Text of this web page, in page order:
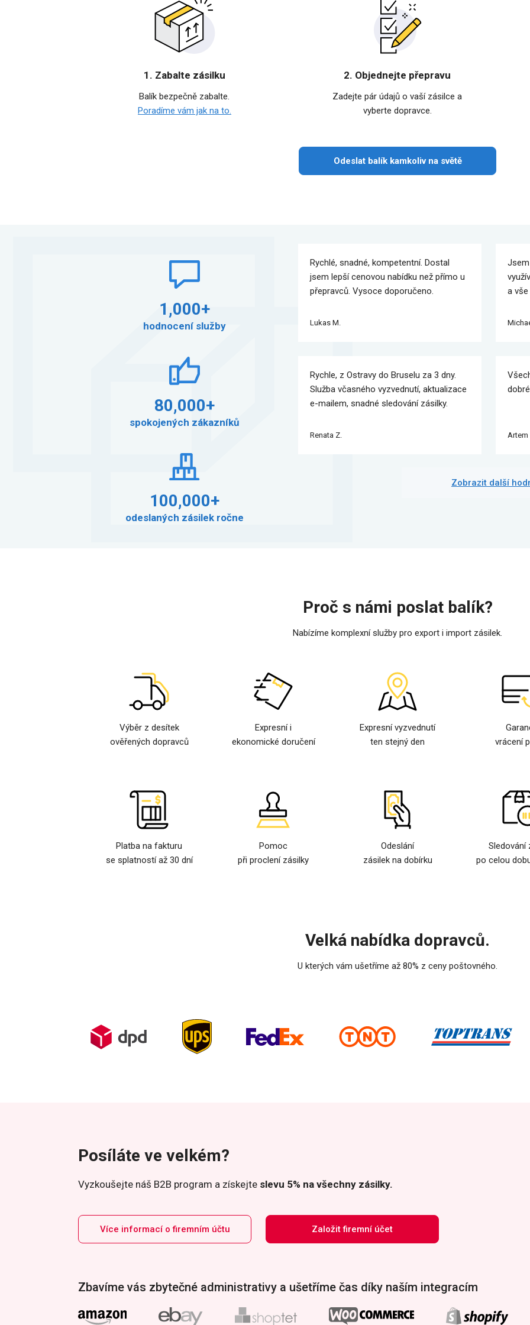
1. Zabalte zásilku
Balík bezpečně zabalte.
Poradíme vám jak na to.
2. Objednejte přepravu
Zadejte pár údajů o vaší zásilce a
vyberte dopravce.
Odeslat balík kamkoliv na světě
1,000+
hodnocení služby
80,000+
spokojených zákazníků
100,000+
odeslaných zásilek ročne
Rychlé, snadné, kompetentní. Dostal
jsem lepší cenovou nabídku než přímo u
přepravců. Vysoce doporučeno.
Lukas M.
a
Rychle, z Ostravy do Bruselu za 3 dny.
Služba včasného vyzvednutí, aktualizace
e-mailem, snadné sledování zásilky.
Renata Z. Artem
Zobrazit další
Proč s námi poslat balík?
Nabízíme komplexní služby pro export i import zásilek.
Výběr z desítek
ověřených dopravců
Expresní i
ekonomické doručení
Expresní vyzvednutí
ten stejný den
vrácení
Platba na fakturu
se splatností až 30 dní
Pomoc
při proclení zásilky
Odeslání
zásilek na dobírku
Sledování
po celou
Velká nabídka dopravců.
U kterých vám ušetříme až 80% z ceny poštovného.
Posíláte ve velkém?
Vyzkoušejte náš B2B program a získejte slevu 5% na všechny zásilky.
Více informací o firemním účtu Založit firemní účet
Zbavíme vás zbytečné administrativy a ušetříme čas díky naším integracím